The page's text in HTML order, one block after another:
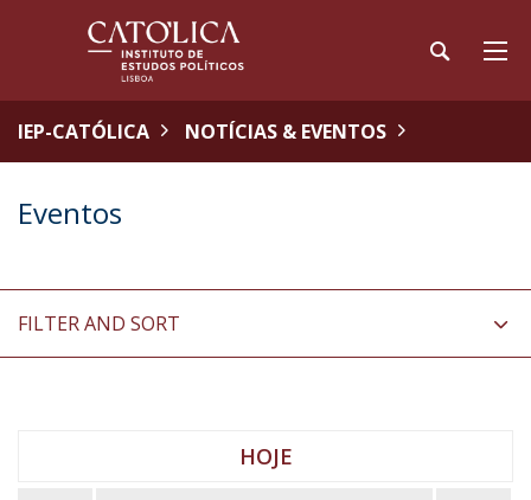
IEP-CATÓLICA NOTÍCIAS & EVENTOS
Eventos
FILTER AND SORT
HOJE